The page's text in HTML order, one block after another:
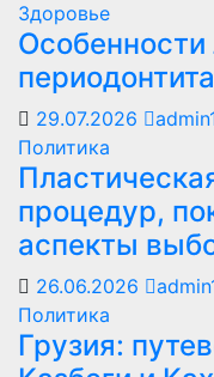
Здоровье
Особенности
29.07.2026
Политика
процедур,
аспекты
26.06.2026
Политика
Грузия: